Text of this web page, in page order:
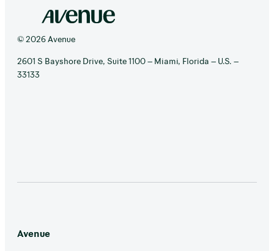
© 2026 Avenue
2601 S Bayshore Drive, Suite 1100 – Miami, Florida – U.S. –
33133
Avenue